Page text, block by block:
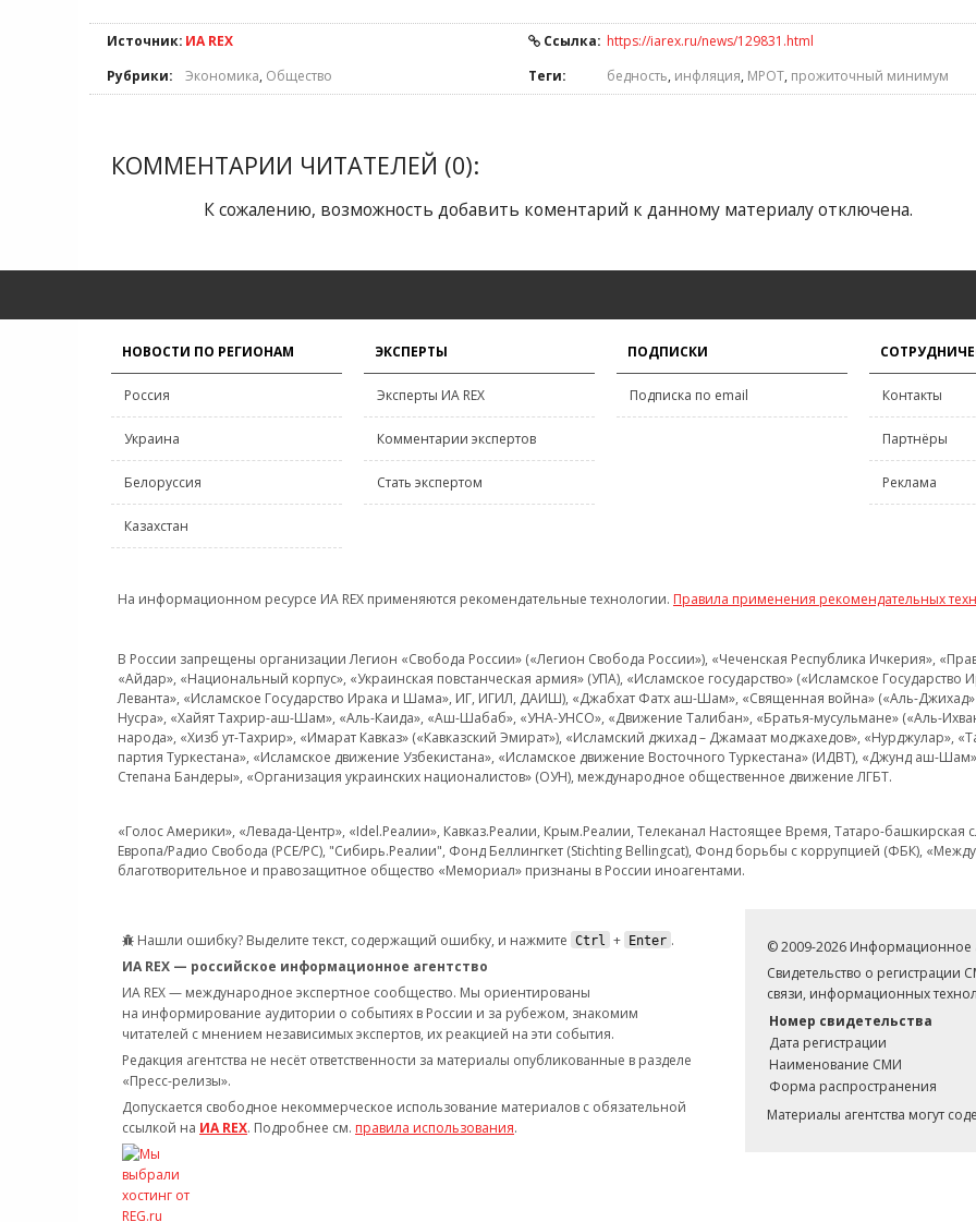
Источник: ИА REX Ссылка: https://iarex.ru/news/129831.html
Рубрики:
Экономика, Общество Теги: бедность, инфляция, МРОТ, прожиточный минимум
КОММЕНТАРИИ ЧИТАТЕЛЕЙ (0):
К сожалению, возможность добавить коментарий к данному материалу отключена.
НОВОСТИ ПО РЕГИОНАМ
Россия
Украина
Белоруссия
Казахстан
ЭКСПЕРТЫ
Эксперты ИА REX
Комментарии экспертов
Стать экспертом
ПОДПИСКИ
Подписка по email Контакты
Партнёры
Реклама
На информационном ресурсе ИА REX применяются рекомендательные технологии. Правила применения рекомендательных
В России запрещены организации Легион «Свобода России» («Легион Свобода России»), «Чеченская Республика Ичкерия»,
«Айдар», «Национальный корпус», «Украинская повстанческая армия» (УПА), «Исламское государство» («Исламское
Леванта», «Исламское Государство Ирака и Шама», ИГ, ИГИЛ, ДАИШ), «Джабхат Фатх аш-Шам», «Священная война» («Аль-Джихад»
Нусра», «Хайят Тахрир-аш-Шам», «Аль-Каида», «Аш-Шабаб», «УНА-УНСО», «Движение Талибан», «Братья-мусульмане» («Аль-
народа», «Хизб ут-Тахрир», «Имарат Кавказ» («Кавказский Эмират»), «Исламский джихад – Джамаат моджахедов», «Нурджулар»,
партия Туркестана», «Исламское движение Узбекистана», «Исламское движение Восточного Туркестана» (ИДВТ), «Джунд аш-
Степана Бандеры», «Организация украинских националистов» (ОУН), международное общественное движение ЛГБТ.
«Голос Америки», «Левада-Центр», «Idel.Реалии», Кавказ.Реалии, Крым.Реалии, Телеканал Настоящее Время, Татаро-
Европа/Радио Свобода (PCE/PC), "Сибирь.Реалии", Фонд Беллингкет (Stichting Bellingcat), Фонд борьбы с коррупцией (ФБК),
благотворительное и правозащитное общество «Мемориал» признаны в России иноагентами.
Нашли ошибку? Выделите текст, содержащий ошибку, и нажмите Ctrl + Enter .
ИА REX — российское информационное агентство
ИА REX — международное экспертное сообщество. Мы ориентированы
на информирование аудитории о событиях в России и за рубежом, знакомим
читателей с мнением независимых экспертов, их реакцией на эти события.
Редакция агентства не несёт ответственности за материалы опубликованные в разделе
«Пресс-релизы».
Допускается свободное некоммерческое использование материалов с обязательной
ссылкой на ИА REX. Подробнее см. правила использования.
© 2009-2026 Информационное
Свидетельство о
связи, информационных
Номер свидетельства
Дата регистрации
Наименование СМИ
Форма распространения
Материалы агентства могут